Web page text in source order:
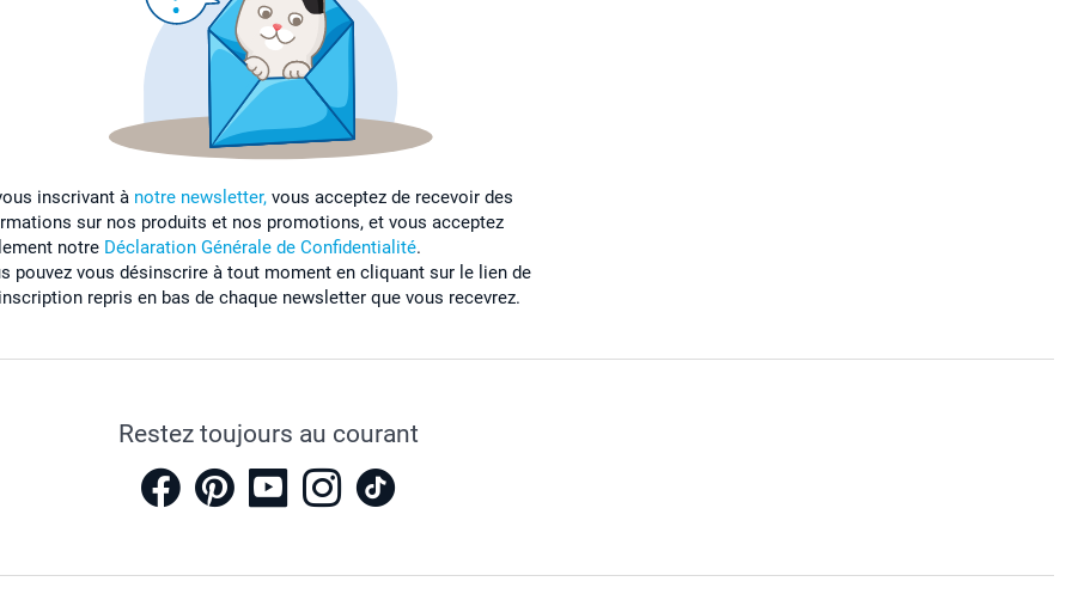
inscrivant à notre newsletter, vous acceptez de recevoir des
sur nos produits et nos promotions, et vous acceptez
notre Déclaration Générale de Confidentialité.
pouvez vous désinscrire à tout moment en cliquant sur le lien de
repris en bas de chaque newsletter que vous recevrez.
Restez toujours au courant